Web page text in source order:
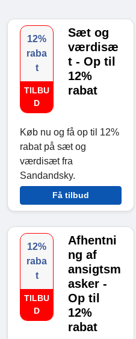
12%
raba
t
TILBU
D
Sæt og
værdisæ
t - Op til
12%
rabat
Køb nu og få op til 12%
rabat på sæt og
værdisæt fra
Sandandsky.
Få tilbud
12%
raba
t
TILBU
D
Afhentni
ng af
ansigtsm
asker -
Op til
12%
rabat